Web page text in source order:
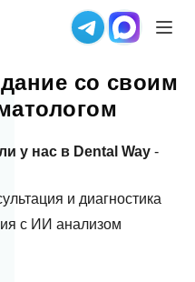
со своим
у нас в Dental Way -
и диагностика
с ИИ анализом
на брекет-
для пациентов до 18
металлическая
безопасная анестезия
акциями и